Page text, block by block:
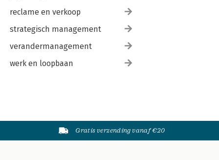
reclame en verkoop
strategisch management
verandermanagement
werk en loopbaan
Gratis verzending vanaf €20